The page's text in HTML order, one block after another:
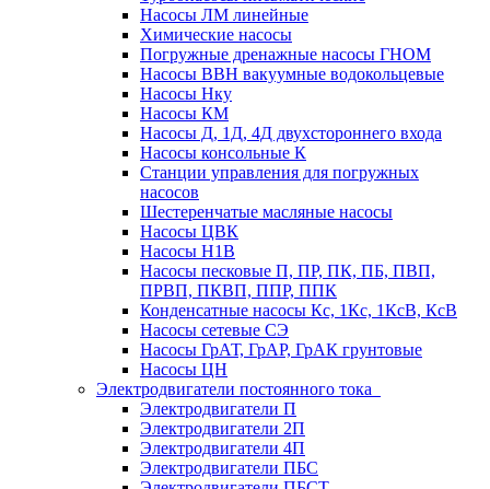
Насосы ЛМ линейные
Химические насосы
Погружные дренажные насосы ГНОМ
Насосы ВВН вакуумные водокольцевые
Насосы Нку
Насосы КМ
Насосы Д, 1Д, 4Д двухстороннего входа
Насосы консольные К
Станции управления для погружных
насосов
Шестеренчатые масляные насосы
Насосы ЦВК
Насосы Н1В
Насосы песковые П, ПР, ПК, ПБ, ПВП,
ПРВП, ПКВП, ППР, ППК
Конденсатные насосы Кс, 1Кс, 1КсВ, КсВ
Насосы сетевые СЭ
Насосы ГрАТ, ГрАР, ГрАК грунтовые
Насосы ЦН
Электродвигатели постоянного тока
Электродвигатели П
Электродвигатели 2П
Электродвигатели 4П
Электродвигатели ПБС